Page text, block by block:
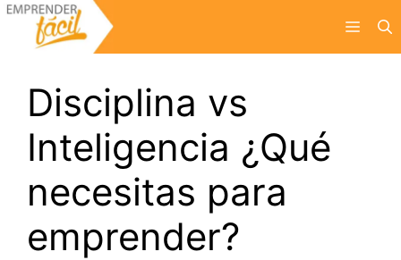
Saltar
Menú
Disciplina vs
Inteligencia ¿Qué
necesitas para
emprender?